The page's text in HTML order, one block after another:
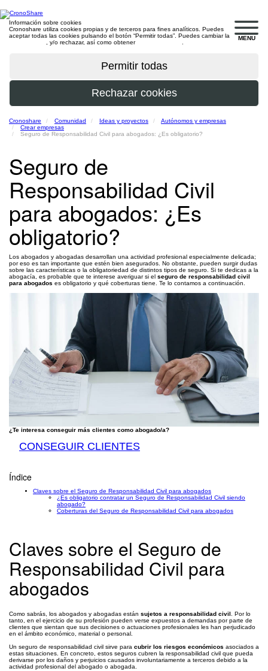
MENU
Información sobre cookies
Cronoshare utiliza cookies propias y de terceros para fines analíticos. Puedes
aceptar todas las cookies pulsando el botón “Permitir todas”. Puedes cambiar la
, y/o rechazar, así como obtener
Cronoshare Comunidad Ideas y proyectos
Autónomos y empresas
Crear empresas
Seguro de Responsabilidad Civil para abogados: ¿Es obligatorio?
Seguro de
Responsabilidad Civil
para abogados: ¿Es
obligatorio?
Los abogados y abogadas desarrollan una actividad profesional especialmente delicada;
por eso es tan importante que estén bien asegurados. No obstante, pueden surgir dudas
sobre las características o la obligatoriedad de distintos tipos de seguro. Si te dedicas a la
abogacía, es probable que te interese averiguar si el seguro de responsabilidad civil
para abogados es obligatorio y qué coberturas tiene. Te lo contamos a continuación.
¿Te interesa conseguir más clientes como abogado/a?
CONSEGUIR CLIENTES
Índice
Claves sobre el Seguro de Responsabilidad Civil para abogados
¿Es obligatorio contratar un Seguro de Responsabilidad Civil siendo
abogado?
Coberturas del Seguro de Responsabilidad Civil para abogados
Claves sobre el Seguro de
Responsabilidad Civil para
abogados
Como sabrás, los abogados y abogadas están sujetos a responsabilidad civil . Por lo
tanto, en el ejercicio de su profesión pueden verse expuestos a demandas por parte de
clientes que sientan que sus decisiones o actuaciones profesionales les han perjudicado
en el ámbito económico, material o personal.
Un seguro de responsabilidad civil sirve para cubrir los riesgos económicos asociados a
estas situaciones. En concreto, estos seguros cubren la responsabilidad civil que pueda
derivarse por los daños y perjuicios causados involuntariamente a terceros debido a la
actividad profesional del abogado o abogada.